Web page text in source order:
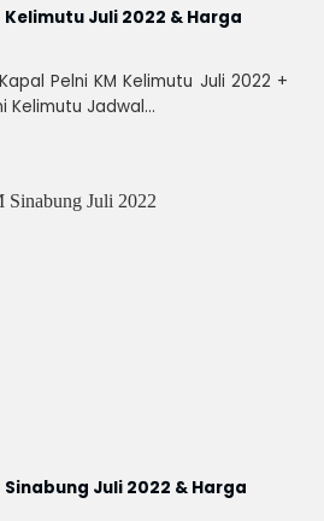
Juli 2022 & Harga
Pelni KM Kelimutu Juli 2022 +
Kelimutu Jadwal...
Juli 2022 & Harga